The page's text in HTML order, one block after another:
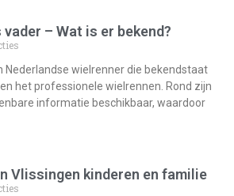
– Wat is er bekend?
Nederlandse wielrenner die bekendstaat
het professionele wielrennen. Rond zijn
informatie beschikbaar, waardoor
Vlissingen kinderen en familie